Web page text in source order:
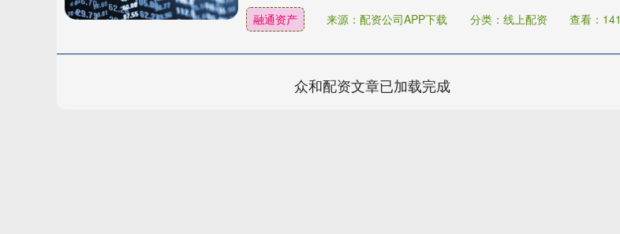
融通资产 来源：配资公司APP下载 分类：线上配资 查看：141
众和配资文章已加载完成